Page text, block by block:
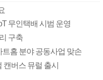
무인택배 시범 운영
구축
홈 분야 공동사업 맞손
버스 뮤럴 출시